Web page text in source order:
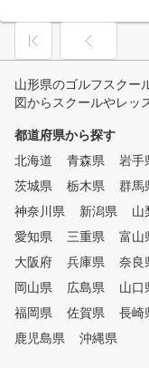
山形県のゴルフスクー
図からスクールやレッ
都道府県から探す
北海道
青森県 岩手
茨城県
栃木県 群馬
神奈川県
新潟県 山
愛知県
三重県 富山
大阪府
兵庫県 奈良
岡山県
広島県 山口
福岡県
佐賀県 長崎
鹿児島県
沖縄県